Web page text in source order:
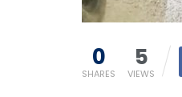
0
SHARES
5
VIEWS